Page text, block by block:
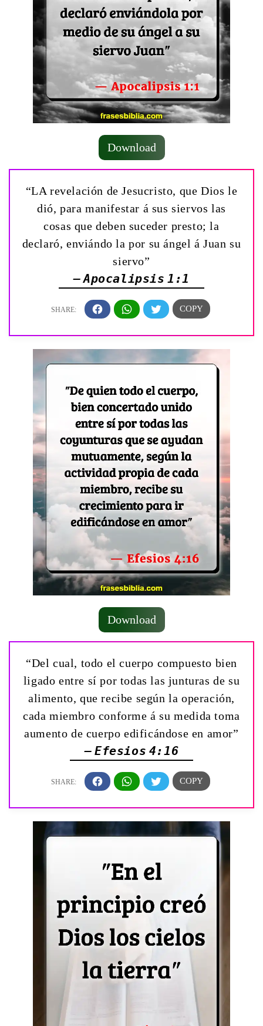
Download
“LA revelación de Jesucristo, que Dios le
dió, para manifestar á sus siervos las
cosas que deben suceder presto; la
declaró, enviándo la por su ángel á Juan su
siervo”
— Apocalipsis 1:1
Download
“Del cual, todo el cuerpo compuesto bien
ligado entre sí por todas las junturas de su
alimento, que recibe según la operación,
cada miembro conforme á su medida toma
aumento de cuerpo edificándose en amor”
— Efesios 4:16